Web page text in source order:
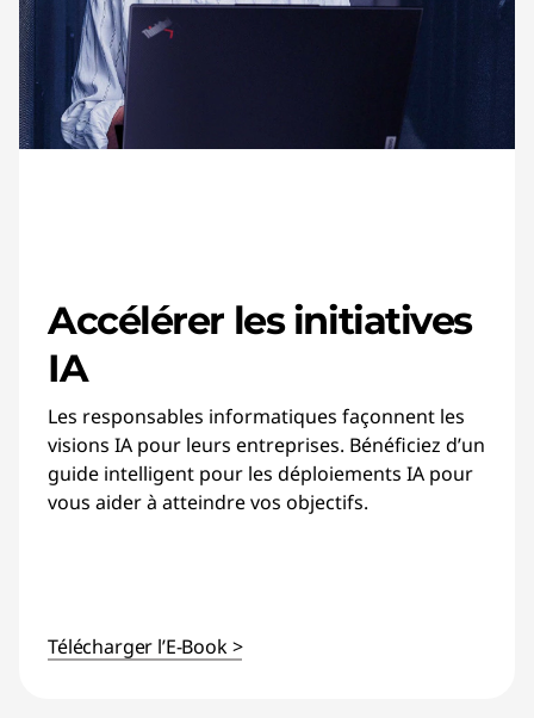
Accélérer les initiatives
IA
Les responsables informatiques façonnent les
visions IA pour leurs entreprises. Bénéficiez d’un
guide intelligent pour les déploiements IA pour
vous aider à atteindre vos objectifs.
Télécharger l’E-Book >